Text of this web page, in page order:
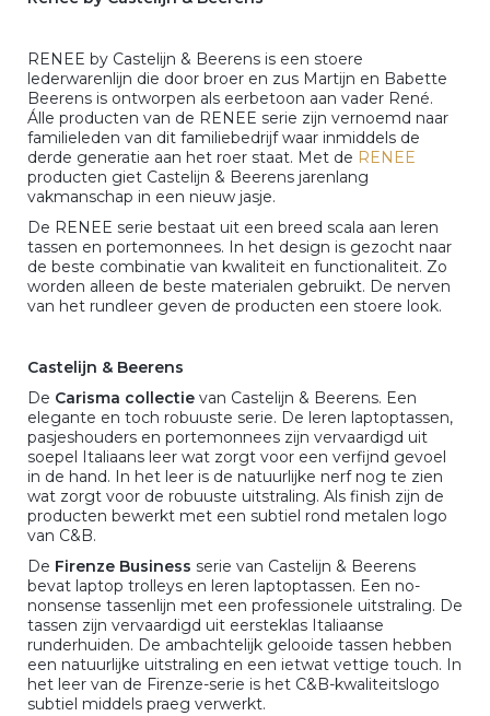
RENEE by Castelijn & Beerens is een stoere
lederwarenlijn die door broer en zus Martijn en Babette
Beerens is ontworpen als eerbetoon aan vader René.
Álle producten van de RENEE serie zijn vernoemd naar
familieleden van dit familiebedrijf waar inmiddels de
derde generatie aan het roer staat. Met de RENEE
producten giet Castelijn & Beerens jarenlang
vakmanschap in een nieuw jasje.
De RENEE serie bestaat uit een breed scala aan leren
tassen en portemonnees. In het design is gezocht naar
de beste combinatie van kwaliteit en functionaliteit. Zo
worden alleen de beste materialen gebruikt. De nerven
van het rundleer geven de producten een stoere look.
Castelijn & Beerens
De Carisma collectie van Castelijn & Beerens. Een
elegante en toch robuuste serie. De leren laptoptassen,
pasjeshouders en portemonnees zijn vervaardigd uit
soepel Italiaans leer wat zorgt voor een verfijnd gevoel
in de hand. In het leer is de natuurlijke nerf nog te zien
wat zorgt voor de robuuste uitstraling. Als finish zijn de
producten bewerkt met een subtiel rond metalen logo
van C&B.
De Firenze Business serie van Castelijn & Beerens
bevat laptop trolleys en leren laptoptassen. Een no-
nonsense tassenlijn met een professionele uitstraling. De
tassen zijn vervaardigd uit eersteklas Italiaanse
runderhuiden. De ambachtelijk gelooide tassen hebben
een natuurlijke uitstraling en een ietwat vettige touch. In
het leer van de Firenze-serie is het C&B-kwaliteitslogo
subtiel middels praeg verwerkt.